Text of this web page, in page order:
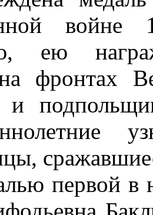
войне
ею
фронтах
и
первой в